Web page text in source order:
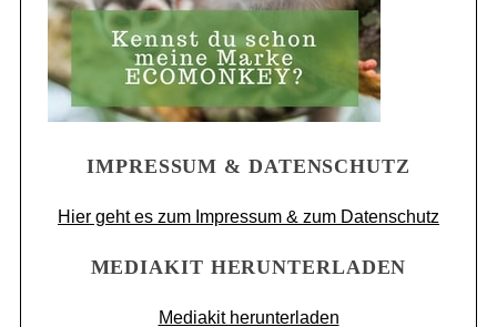
IMPRESSUM & DATENSCHUTZ
Hier geht es zum Impressum & zum Datenschutz
MEDIAKIT HERUNTERLADEN
Mediakit herunterladen